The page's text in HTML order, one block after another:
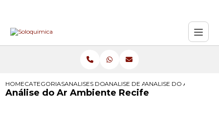
HOMECATEGORIASANALISES DO ARANALISE DE AR INTERIOR
ANALISE DO AR
Análise do Ar Ambiente Recife